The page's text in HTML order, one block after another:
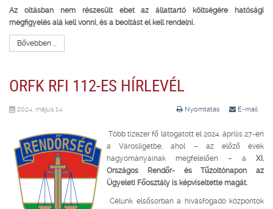
Az oltásban nem részesült ebet az állattartó költségére hatósági
megfigyelés alá kell vonni, és a beoltást el kell rendelni.
Bővebben ...
ORFK RFI 112-ES HÍRLEVÉL
Nyomtatás E-mail
2024. május 14.
Több tízezer fő látogatott el 2024. április 27-én
a Városligetbe, ahol – az előző évek
hagyományainak megfelelően – a XI.
Országos Rendőr- és Tűzoltónapon az
Ügyeleti Főosztály is képviseltette magát.
Célunk elsősorban a hívásfogadó központok